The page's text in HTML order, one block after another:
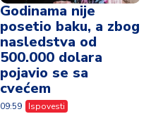
Godinama nije
posetio baku, a zbog
nasledstva od
500.000 dolara
pojavio se sa
cvećem
09:59 Ispovesti